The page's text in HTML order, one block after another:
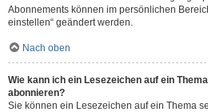
Abonnements können im persönlichen
einstellen“ geändert werden.
Nach oben
Wie kann ich ein Lesezeichen auf ein
abonnieren?
Sie können ein Lesezeichen auf ein Thema